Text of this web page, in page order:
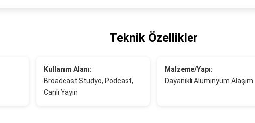
Teknik Özellikler
Kullanım Alanı:
Broadcast Stüdyo, Podcast,
Canlı Yayın
Malzeme/Yapı:
Dayanıklı Alüminyum Alaşım